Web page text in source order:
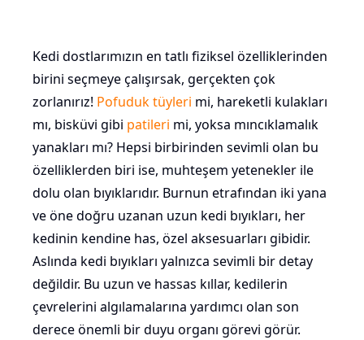
Kedi dostlarımızın en tatlı fiziksel özelliklerinden
birini seçmeye çalışırsak, gerçekten çok
zorlanırız! Pofuduk tüyleri mi, hareketli kulakları
mı, bisküvi gibi patileri mi, yoksa mıncıklamalık
yanakları mı? Hepsi birbirinden sevimli olan bu
özelliklerden biri ise, muhteşem yetenekler ile
dolu olan bıyıklarıdır. Burnun etrafından iki yana
ve öne doğru uzanan uzun kedi bıyıkları, her
kedinin kendine has, özel aksesuarları gibidir.
Aslında kedi bıyıkları yalnızca sevimli bir detay
değildir. Bu uzun ve hassas kıllar, kedilerin
çevrelerini algılamalarına yardımcı olan son
derece önemli bir duyu organı görevi görür.